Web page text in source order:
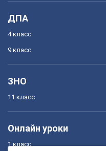
ДПА
4 класс
9 класс
ЗНО
11 класс
Онлайн уроки
1 класс